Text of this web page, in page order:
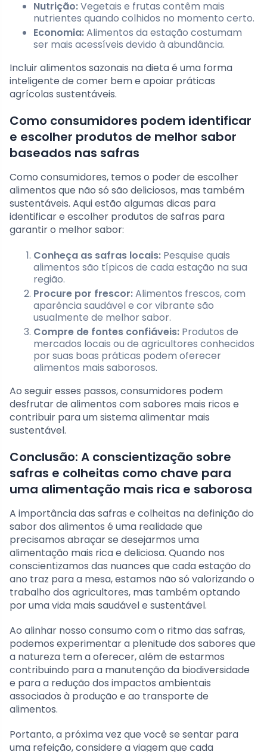
Nutrição:Vegetais e frutas contêm mais
nutrientes quando colhidos no momento certo.
Economia:Alimentos da estação costumam
ser mais acessíveis devido à abundância.
Incluir alimentos sazonais na dieta é uma forma
inteligente de comer bem e apoiar práticas
agrícolas sustentáveis.
Como consumidores podem identificar
e escolher produtos de melhor sabor
baseados nas safras
Como consumidores, temos o poder de escolher
alimentos que não só são deliciosos, mas também
sustentáveis. Aqui estão algumas dicas para
identificar e escolher produtos de safras para
garantir o melhor sabor:
Conheça as safras locais: Pesquise quais
alimentos são típicos de cada estação na sua
região.
Procure por frescor:Alimentos frescos, com
aparência saudável e cor vibrante são
usualmente de melhor sabor.
Compre de fontes confiáveis: Produtos de
mercados locais ou de agricultores conhecidos
por suas boas práticas podem oferecer
alimentos mais saborosos.
Ao seguir esses passos, consumidores podem
desfrutar de alimentos com sabores mais ricos e
contribuir para um sistema alimentar mais
sustentável.
Conclusão: A conscientização sobre
safras e colheitas como chave para
uma alimentação mais rica e saborosa
A importância das safras e colheitas na definição do
sabor dos alimentos é uma realidade que
precisamos abraçar se desejarmos uma
alimentação mais rica e deliciosa. Quando nos
conscientizamos das nuances que cada estação do
ano traz para a mesa, estamos não só valorizando o
trabalho dos agricultores, mas também optando
por uma vida mais saudável e sustentável.
Ao alinhar nosso consumo com o ritmo das safras,
podemos experimentar a plenitude dos sabores que
a natureza tem a oferecer, além de estarmos
contribuindo para a manutenção da biodiversidade
e para a redução dos impactos ambientais
associados à produção e ao transporte de
alimentos.
Portanto, a próxima vez que você se sentar para
uma refeição, considere a viagem que cada